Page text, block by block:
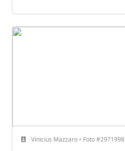
Vinicius Mazzaro • Foto #2971998